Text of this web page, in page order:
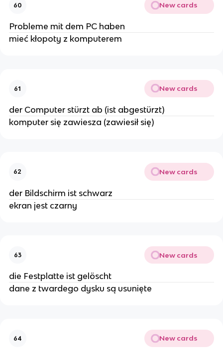
60 New cards
Probleme mit dem PC haben
mieć kłopoty z komputerem
61 New cards
der Computer stürzt ab (ist abgestürzt)
komputer się zawiesza (zawiesił się)
62 New cards
der Bildschirm ist schwarz
ekran jest czarny
63 New cards
die Festplatte ist gelöscht
dane z twardego dysku są usunięte
64 New cards